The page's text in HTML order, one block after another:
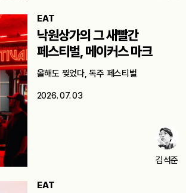
EAT
낙원상가의 그 새빨간
페스티벌, 메이커스 마크
올해도 찢었다, 독주 페스티벌
2026. 07. 03
김석준
EAT